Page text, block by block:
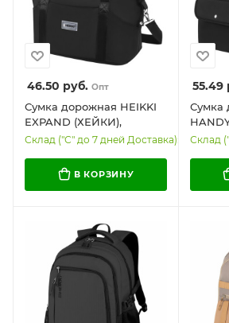
46.50 руб. Опт
Сумка дорожная HEIKKI
EXPAND (ХЕЙКИ),
трансформер, багажная
см, 273875
Склад ("С" до 7 дней Доставка): 71
В КОРЗИНУ
55.49
Сумка
на
см,
Склад